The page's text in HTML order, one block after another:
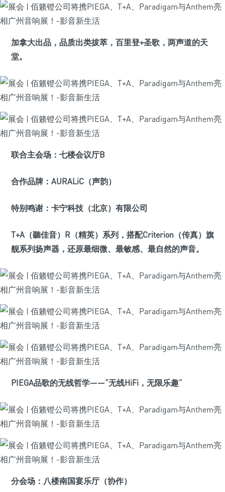
加拿大出品，品质出类拔萃，百里登+圣歌，两声道的天
堂。
联合主会场： 七楼会议厅B
合作品牌： AURALiC（声韵）
特别鸣谢： 卡宁科技（北京）有限公司
T+A（聽佳音）R（精英）系列，搭配Criterion（传真）旗
舰系列扬声器，还原最细微、最敏感、最自然的声音。
PIEGA品歌的无线哲学——“无线HiFi，无限乐趣”
分会场： 八楼南国宴乐厅（协作）